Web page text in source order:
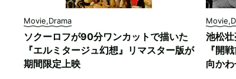
Movie,Drama
ソクーロフが90分ワンカットで描いた
『エルミタージュ幻想』リマスター版が
期間限定上映
池松
『開
向か